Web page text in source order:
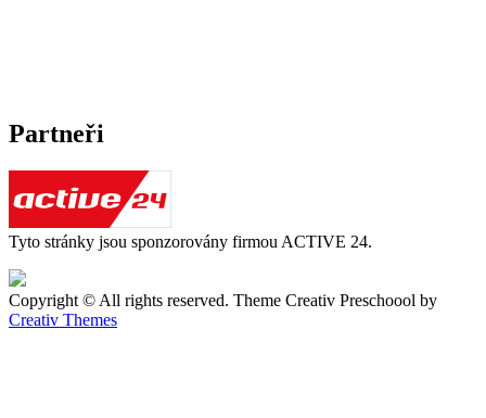
Partneři
Tyto stránky jsou sponzorovány firmou ACTIVE 24.
Copyright © All rights reserved. Theme Creativ Preschoool by
Creativ Themes